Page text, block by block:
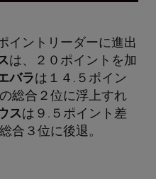
イントリーダーに進出
は、２０ポイントを加
バラは１４.５ポイン
総合２位に浮上すれ
スは９.５ポイント差
合３位に後退。